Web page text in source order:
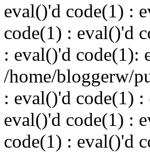
eval()'d code(1) :
code(1) : eval()'d
: eval()'d code(1):
/home/bloggerw/
: eval()'d code(1)
eval()'d code(1) :
code(1) : eval()'d